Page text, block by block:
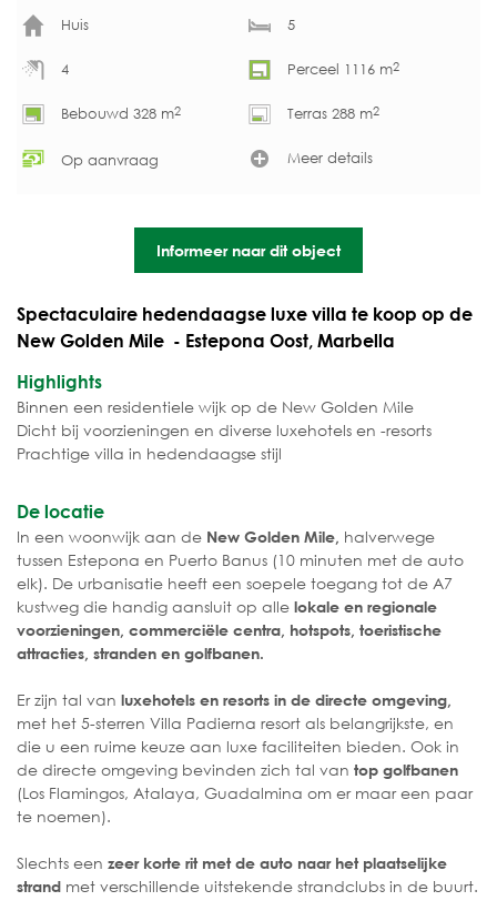
Huis 5
4 Perceel 1116 m2
Bebouwd 328 m2 Terras 288 m2
Op aanvraag Meer details
Informeer naar dit object
Spectaculaire hedendaagse luxe villa te koop op de
New Golden Mile - Estepona Oost, Marbella
Highlights
Binnen een residentiele wijk op de New Golden Mile
Dicht bij voorzieningen en diverse luxehotels en -resorts
Prachtige villa in hedendaagse stijl
De locatie
In een woonwijk aan de New Golden Mile, halverwege
tussen Estepona en Puerto Banus (10 minuten met de auto
elk). De urbanisatie heeft een soepele toegang tot de A7
kustweg die handig aansluit op alle lokale en regionale
voorzieningen, commerciële centra, hotspots, toeristische
attracties, stranden en golfbanen.
Er zijn tal van luxehotels en resorts in de directe omgeving,
met het 5-sterren Villa Padierna resort als belangrijkste, en
die u een ruime keuze aan luxe faciliteiten bieden. Ook in
de directe omgeving bevinden zich tal van top golfbanen
(Los Flamingos, Atalaya, Guadalmina om er maar een paar
te noemen).
Slechts een zeer korte rit met de auto naar het plaatselijke
strand met verschillende uitstekende strandclubs in de buurt.